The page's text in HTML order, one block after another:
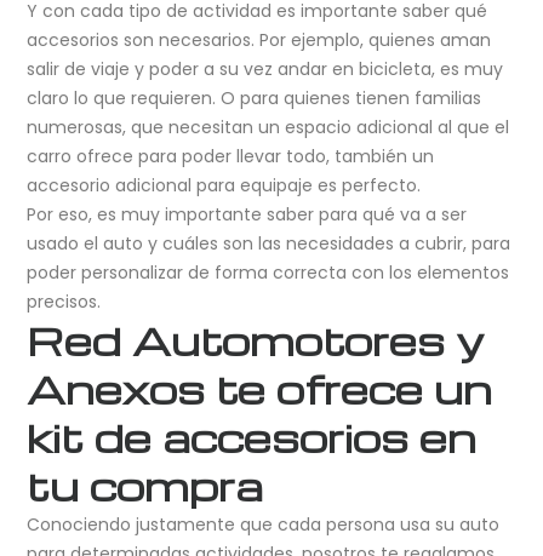
Y con cada tipo de actividad es importante saber qué
accesorios son necesarios. Por ejemplo, quienes aman
salir de viaje y poder a su vez andar en bicicleta, es muy
claro lo que requieren. O para quienes tienen familias
numerosas, que necesitan un espacio adicional al que el
carro ofrece para poder llevar todo, también un
accesorio adicional para equipaje es perfecto.
Por eso, es muy importante saber para qué va a ser
usado el auto y cuáles son las necesidades a cubrir, para
poder personalizar de forma correcta con los elementos
precisos.
Red Automotores y
Anexos te ofrece un
kit de accesorios en
tu compra
Conociendo justamente que cada persona usa su auto